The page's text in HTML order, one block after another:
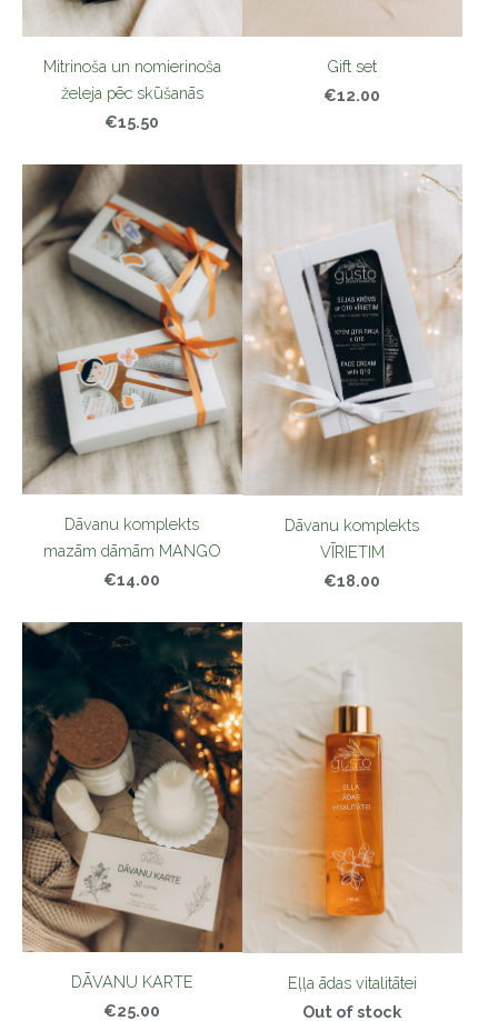
Mitrinoša un nomierinoša
želeja pēc skūšanās
€15.50
Gift set
€12.00
Dāvanu komplekts
mazām dāmām MANGO
€14.00
Dāvanu komplekts
VĪRIETIM
€18.00
DĀVANU KARTE
€25.00
Eļļa ādas vitalitātei
Out of stock